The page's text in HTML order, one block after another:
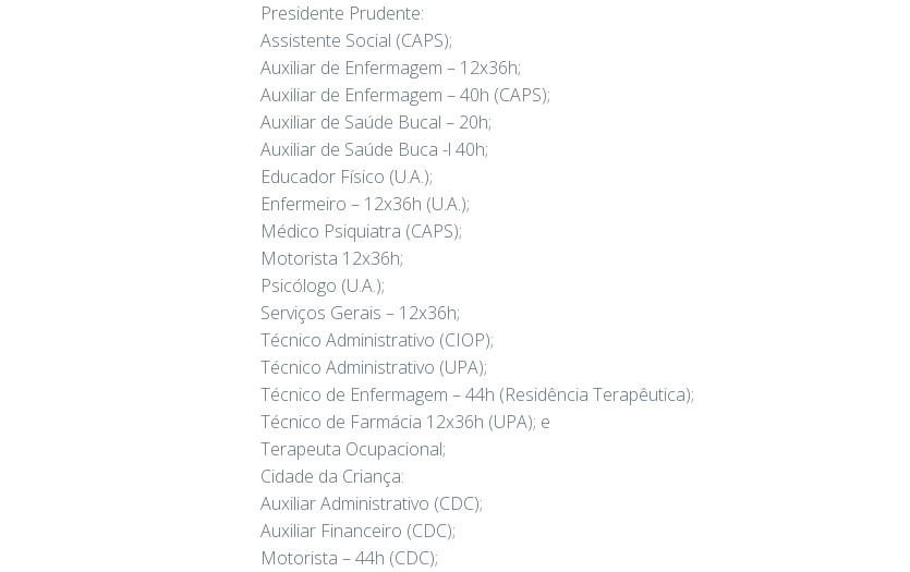
Presidente Prudente:
Assistente Social (CAPS);
Auxiliar de Enfermagem – 12x36h;
Auxiliar de Enfermagem – 40h (CAPS);
Auxiliar de Saúde Bucal – 20h;
Auxiliar de Saúde Buca -l 40h;
Educador Físico (U.A.);
Enfermeiro – 12x36h (U.A.);
Médico Psiquiatra (CAPS);
Motorista 12x36h;
Psicólogo (U.A.);
Serviços Gerais – 12x36h;
Técnico Administrativo (CIOP);
Técnico Administrativo (UPA);
Técnico de Enfermagem – 44h (Residência Terapêutica);
Técnico de Farmácia 12x36h (UPA); e
Terapeuta Ocupacional;
Cidade da Criança:
Auxiliar Administrativo (CDC);
Auxiliar Financeiro (CDC);
Motorista – 44h (CDC);